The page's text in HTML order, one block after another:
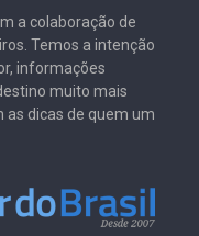
a colaboração de
Temos a intenção
informações
muito mais
as dicas de quem um